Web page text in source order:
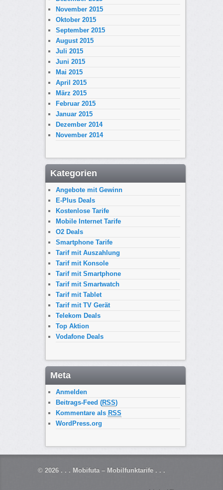
November 2015
Oktober 2015
September 2015
August 2015
Juli 2015
Juni 2015
Mai 2015
April 2015
März 2015
Februar 2015
Januar 2015
Dezember 2014
November 2014
Kategorien
Angebote mit Gewinn
E-Plus Deals
Kostenlose Tarife
Mobile Internet Tarife
O2 Deals
Smartphone Tarife
Tarif mit Auszahlung
Tarif mit Konsole
Tarif mit Smartphone
Tarif mit Smartwatch
Tarif mit Tablet
Tarif mit TV Gerät
Telekom Deals
Top Aktion
Vodafone Deals
Meta
Anmelden
Beitrags-Feed (RSS)
Kommentare als RSS
WordPress.org
© 2026 . . . Mobifuta – Mobilfunktarife . . .